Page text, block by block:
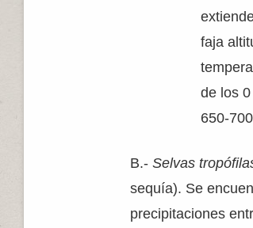
faja
de los
650-
B.-Selvas
sequía). Se
precipitaciones